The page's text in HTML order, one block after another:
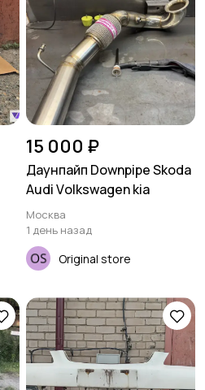
15 000 ₽
Даунпайп Downpipe Skоda
Audi Vоlkswаgеn kia
Москва
1 день назад
Original store